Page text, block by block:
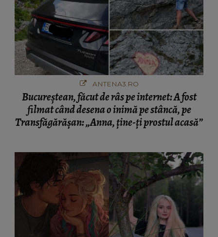
ANTENA3.RO
Bucureștean, făcut de râs pe internet: A fost
filmat când desena o inimă pe stâncă, pe
Transfăgărășan: „Anna, ține-ți prostul acasă”